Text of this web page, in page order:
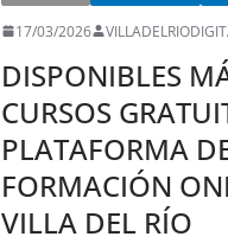
17/03/2026
DISPONIBLES
CURSOS
PLATAFORMA
FORMACIÓN
VILLA DEL RÍO